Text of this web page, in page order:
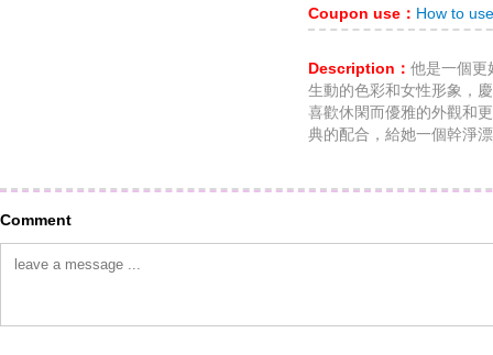
Coupon use： How to
Description： 他是一個更
生動的色彩和女性形象，
喜歡休閑而優雅的外觀和
典的配合，給她一個幹淨
Comment